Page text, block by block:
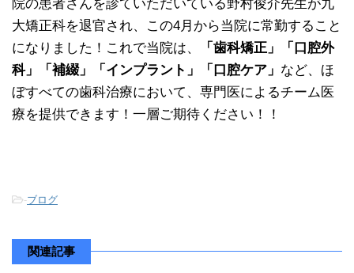
院の患者さんを診ていただいている野村俊介先生が九
大矯正科を退官され、この4月から当院に常勤すること
になりました！これで当院は、
「歯科矯正」「口腔外
科」「補綴」「インプラント」「口腔ケア」 など、ほ
ぼすべての歯科治療において、専門医によるチーム医
療を提供できます！一層ご期待ください！！
-ブログ
関連記事